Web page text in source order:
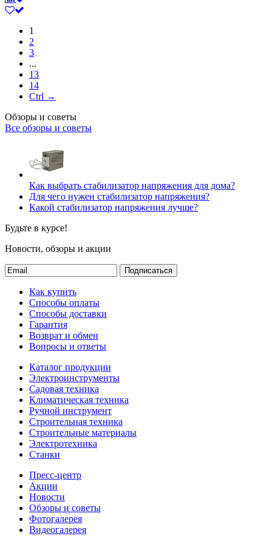
1
2
3
...
13
14
Ctrl →
Обзоры и советы
Все обзоры и советы
Как выбрать стабилизатор напряжения для дома?
Для чего нужен стабилизатор напряжения?
Какой стабилизатор напряжения лучше?
Будьте в курсе!
Новости, обзоры и акции
Подписаться
Как купить
Способы оплаты
Способы доставки
Гарантия
Возврат и обмен
Вопросы и ответы
Каталог продукции
Электроинструменты
Садовая техника
Климатическая техника
Ручной инструмент
Строительная техника
Строительные материалы
Электротехника
Станки
Пресс-центр
Акции
Новости
Обзоры и советы
Фотогалерея
Видеогалерея